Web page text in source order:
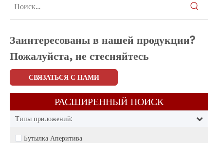
Заинтересованы в нашей продукции?
Пожалуйста, не стесняйтесь
СВЯЗАТЬСЯ С НАМИ
РАСШИРЕННЫЙ ПОИСК​​​​​​​
Типы приложений:
Бутылка Аперитива